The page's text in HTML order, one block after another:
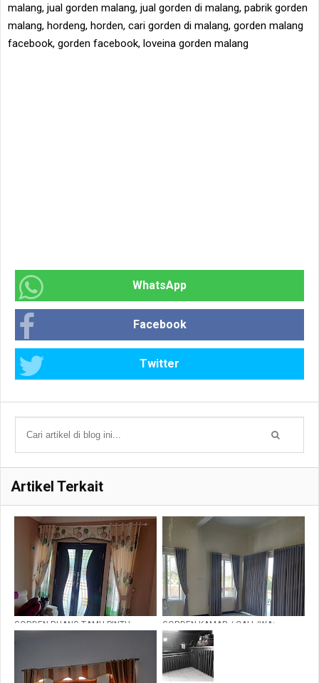
malang, jual gorden malang, jual gorden di malang, pabrik gorden
malang, hordeng, horden, cari gorden di malang, gorden malang
facebook, gorden facebook, loveina gorden malang
WhatsApp
Facebook
Twitter
Artikel Terkait
GORDEN RUANG TAMU PINTU
TENGAH KUPU TARUNG
GORDEN KAMAR / CALL/WA:
081235480320